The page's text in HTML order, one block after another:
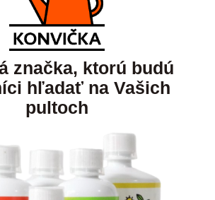
značka, ktorú budú
hľadať na Vašich
pultoch